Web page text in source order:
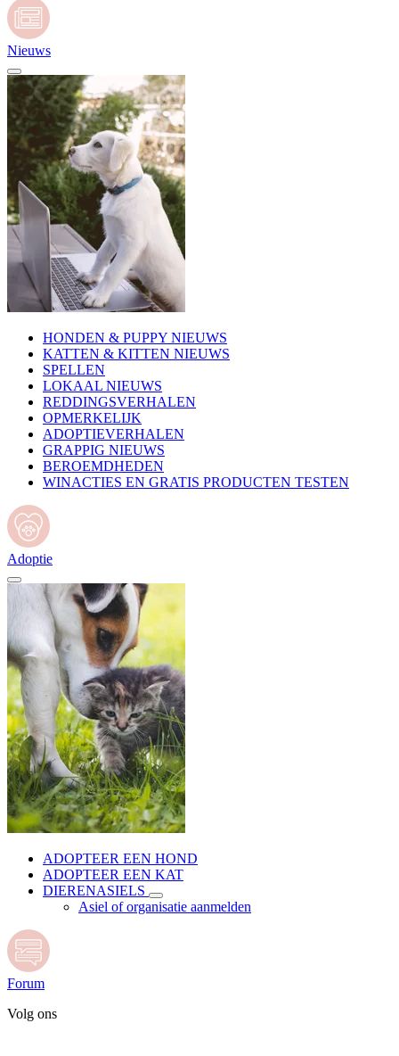
Nieuws
HONDEN & PUPPY NIEUWS
KATTEN & KITTEN NIEUWS
SPELLEN
LOKAAL NIEUWS
REDDINGSVERHALEN
OPMERKELIJK
ADOPTIEVERHALEN
GRAPPIG NIEUWS
BEROEMDHEDEN
WINACTIES EN GRATIS PRODUCTEN TESTEN
Adoptie
ADOPTEER EEN HOND
ADOPTEER EEN KAT
DIERENASIELS
Asiel of organisatie aanmelden
Forum
Volg ons